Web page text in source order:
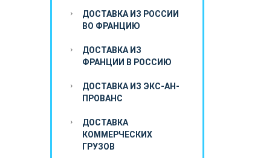
ДОСТАВКА ИЗ РОССИИ
ВО ФРАНЦИЮ
ДОСТАВКА ИЗ
ФРАНЦИИ В РОССИЮ
ДОСТАВКА ИЗ ЭКС-АН-
ПРОВАНС
ДОСТАВКА
КОММЕРЧЕСКИХ
ГРУЗОВ